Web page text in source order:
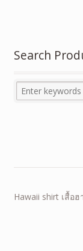
Search
Hawaii shirt เสื้อ